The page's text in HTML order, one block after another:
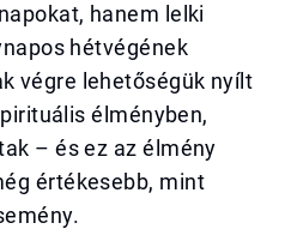
hanem lelki
hétvégének
végre lehetőségük nyílt
élményben,
– és ez az élmény
értékesebb, mint